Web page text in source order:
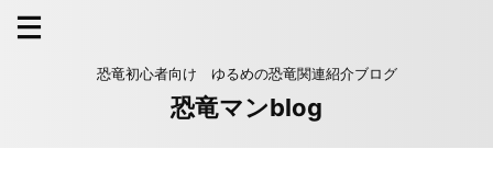
恐竜初心者向け ゆるめの恐竜関連紹介ブログ
恐竜マンblog